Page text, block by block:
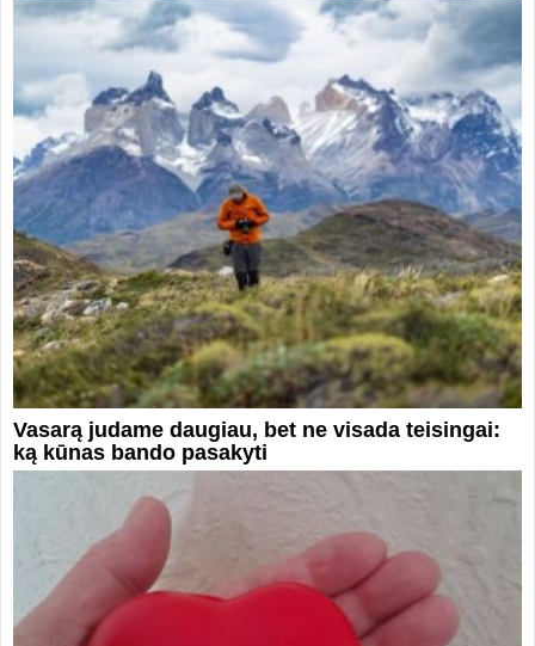
Vasarą judame daugiau, bet ne visada teisingai:
ką kūnas bando pasakyti